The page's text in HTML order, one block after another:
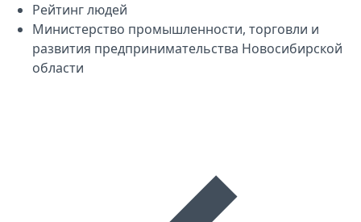
Рейтинг людей
Министерство промышленности, торговли и
развития предпринимательства Новосибирской
области